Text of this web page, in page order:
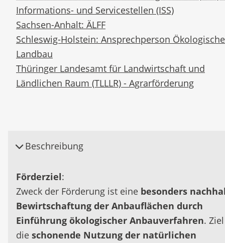
Informations- und Servicestellen (ISS)
Sachsen-Anhalt: ÄLFF
Schleswig-Holstein: Ansprechperson
Landbau
Thüringer Landesamt für Landwirtschaft und
Ländlichen Raum (TLLLR) - Agrarförderung
Beschreibung
Förderziel:
Zweck der Förderung ist eine besonders
Bewirtschaftung der Anbauflächen durch
Einführung ökologischer Anbauverfahren.
die schonende Nutzung der natürlichen